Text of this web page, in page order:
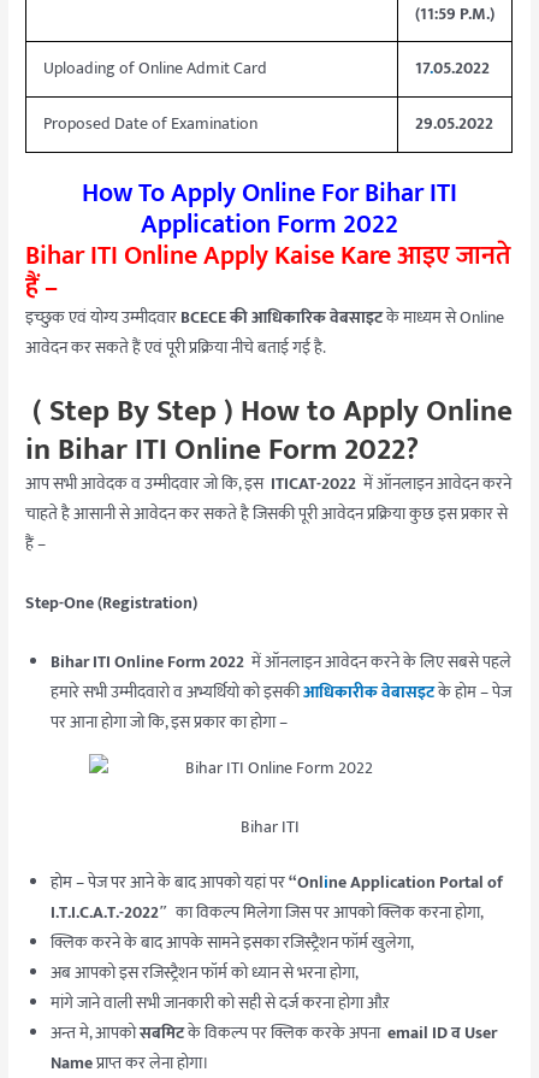
(11:59 P.M.)
Uploading of Online Admit Card 17.05.2022
Proposed Date of Examination 29.05.2022
How To Apply Online For Bihar ITI
Application Form 2022
Bihar ITI Online Apply Kaise Kare आइए जानते
हैं –
इच्छुक एवं योग्य उम्मीदवारBCECE की आधिकारिक वेबसाइटके माध्यम से Online
आवेदन कर सकते हैं एवं पूरी प्रक्रिया नीचे बताई गई है.
( Step By Step ) How to Apply Online
in Bihar ITI Online Form 2022?
आप सभी आवेदक व उम्मीदवार जो कि, इस ITICAT-2022 में ऑनलाइन आवेदन करने
चाहते है आसानी से आवेदन कर सकते है जिसकी पूरी आवेदन प्रक्रिया कुछ इस प्रकार से
हैं –
Step-One (Registration)
Bihar ITI Online Form 2022 में ऑनलाइन आवेदन करने के लिए सबसे पहले
हमारे सभी उम्मीदवारो व अभ्यर्थियो को इसकीआधिकारीक वेबासइटके होम – पेज
पर आना होगा जो कि, इस प्रकार का होगा –
Bihar ITI
होम – पेज पर आने के बाद आपको यहां पर“Online Application Portal of
I.T.I.C.A.T.-2022″ का विकल्प मिलेगा जिस पर आपको क्लिक करना होगा,
क्लिक करने के बाद आपके सामने इसका रजिस्ट्रैशन फॉर्म खुलेगा,
अब आपको इस रजिस्ट्रैशन फॉर्म को ध्यान से भरना होगा,
मांगे जाने वाली सभी जानकारी को सही से दर्ज करना होगा औऱ
अन्त मे, आपकोसबमिटके विकल्प पर क्लिक करके अपना email ID व User
Nameप्राप्त कर लेना होगा।